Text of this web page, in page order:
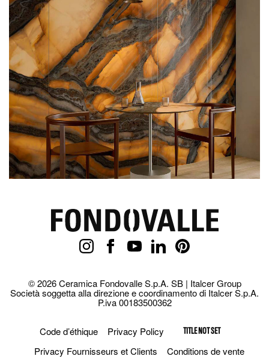
© 2026 Ceramica Fondovalle S.p.A. SB | Italcer Group
Società soggetta alla direzione e coordinamento di Italcer S.p.A.
P.iva 00183500362
Code d’éthique Privacy Policy TITLE NOT SET
Privacy Fournisseurs et Clients
Conditions de vente